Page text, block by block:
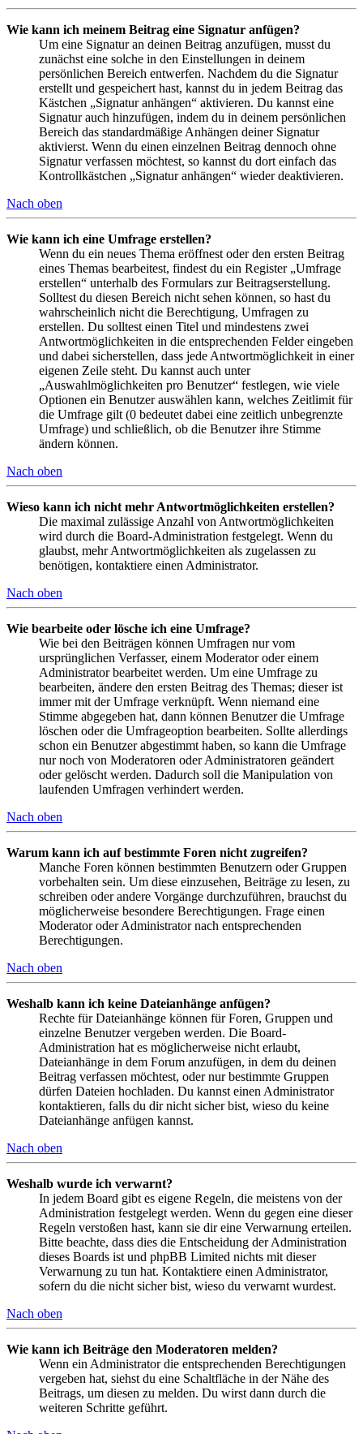
Wie kann ich meinem Beitrag eine Signatur anfügen?
Um eine Signatur an deinen Beitrag anzufügen, musst du
zunächst eine solche in den Einstellungen in deinem
persönlichen Bereich entwerfen. Nachdem du die Signatur
erstellt und gespeichert hast, kannst du in jedem Beitrag das
Kästchen „Signatur anhängen“ aktivieren. Du kannst eine
Signatur auch hinzufügen, indem du in deinem persönlichen
Bereich das standardmäßige Anhängen deiner Signatur
aktivierst. Wenn du einen einzelnen Beitrag dennoch ohne
Signatur verfassen möchtest, so kannst du dort einfach das
Kontrollkästchen „Signatur anhängen“ wieder deaktivieren.
Nach oben
Wie kann ich eine Umfrage erstellen?
Wenn du ein neues Thema eröffnest oder den ersten Beitrag
eines Themas bearbeitest, findest du ein Register „Umfrage
erstellen“ unterhalb des Formulars zur Beitragserstellung.
Solltest du diesen Bereich nicht sehen können, so hast du
wahrscheinlich nicht die Berechtigung, Umfragen zu
erstellen. Du solltest einen Titel und mindestens zwei
Antwortmöglichkeiten in die entsprechenden Felder eingeben
und dabei sicherstellen, dass jede Antwortmöglichkeit in einer
eigenen Zeile steht. Du kannst auch unter
„Auswahlmöglichkeiten pro Benutzer“ festlegen, wie viele
Optionen ein Benutzer auswählen kann, welches Zeitlimit für
die Umfrage gilt (0 bedeutet dabei eine zeitlich unbegrenzte
Umfrage) und schließlich, ob die Benutzer ihre Stimme
ändern können.
Nach oben
Wieso kann ich nicht mehr Antwortmöglichkeiten erstellen?
Die maximal zulässige Anzahl von Antwortmöglichkeiten
wird durch die Board-Administration festgelegt. Wenn du
glaubst, mehr Antwortmöglichkeiten als zugelassen zu
benötigen, kontaktiere einen Administrator.
Nach oben
Wie bearbeite oder lösche ich eine Umfrage?
Wie bei den Beiträgen können Umfragen nur vom
ursprünglichen Verfasser, einem Moderator oder einem
Administrator bearbeitet werden. Um eine Umfrage zu
bearbeiten, ändere den ersten Beitrag des Themas; dieser ist
immer mit der Umfrage verknüpft. Wenn niemand eine
Stimme abgegeben hat, dann können Benutzer die Umfrage
löschen oder die Umfrageoption bearbeiten. Sollte allerdings
schon ein Benutzer abgestimmt haben, so kann die Umfrage
nur noch von Moderatoren oder Administratoren geändert
oder gelöscht werden. Dadurch soll die Manipulation von
laufenden Umfragen verhindert werden.
Nach oben
Warum kann ich auf bestimmte Foren nicht zugreifen?
Manche Foren können bestimmten Benutzern oder Gruppen
vorbehalten sein. Um diese einzusehen, Beiträge zu lesen, zu
schreiben oder andere Vorgänge durchzuführen, brauchst du
möglicherweise besondere Berechtigungen. Frage einen
Moderator oder Administrator nach entsprechenden
Berechtigungen.
Nach oben
Weshalb kann ich keine Dateianhänge anfügen?
Rechte für Dateianhänge können für Foren, Gruppen und
einzelne Benutzer vergeben werden. Die Board-
Administration hat es möglicherweise nicht erlaubt,
Dateianhänge in dem Forum anzufügen, in dem du deinen
Beitrag verfassen möchtest, oder nur bestimmte Gruppen
dürfen Dateien hochladen. Du kannst einen Administrator
kontaktieren, falls du dir nicht sicher bist, wieso du keine
Dateianhänge anfügen kannst.
Nach oben
Weshalb wurde ich verwarnt?
In jedem Board gibt es eigene Regeln, die meistens von der
Administration festgelegt werden. Wenn du gegen eine dieser
Regeln verstoßen hast, kann sie dir eine Verwarnung erteilen.
Bitte beachte, dass dies die Entscheidung der Administration
dieses Boards ist und phpBB Limited nichts mit dieser
Verwarnung zu tun hat. Kontaktiere einen Administrator,
sofern du die nicht sicher bist, wieso du verwarnt wurdest.
Nach oben
Wie kann ich Beiträge den Moderatoren melden?
Wenn ein Administrator die entsprechenden Berechtigungen
vergeben hat, siehst du eine Schaltfläche in der Nähe des
Beitrags, um diesen zu melden. Du wirst dann durch die
weiteren Schritte geführt.